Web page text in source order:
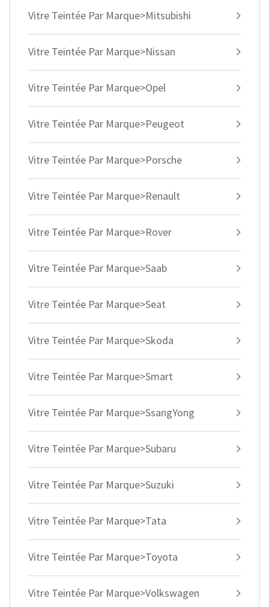
Vitre Teintée Par Marque>Mitsubishi
Vitre Teintée Par Marque>Nissan
Vitre Teintée Par Marque>Opel
Vitre Teintée Par Marque>Peugeot
Vitre Teintée Par Marque>Porsche
Vitre Teintée Par Marque>Renault
Vitre Teintée Par Marque>Rover
Vitre Teintée Par Marque>Saab
Vitre Teintée Par Marque>Seat
Vitre Teintée Par Marque>Skoda
Vitre Teintée Par Marque>Smart
Vitre Teintée Par Marque>SsangYong
Vitre Teintée Par Marque>Subaru
Vitre Teintée Par Marque>Suzuki
Vitre Teintée Par Marque>Tata
Vitre Teintée Par Marque>Toyota
Vitre Teintée Par Marque>Volkswagen